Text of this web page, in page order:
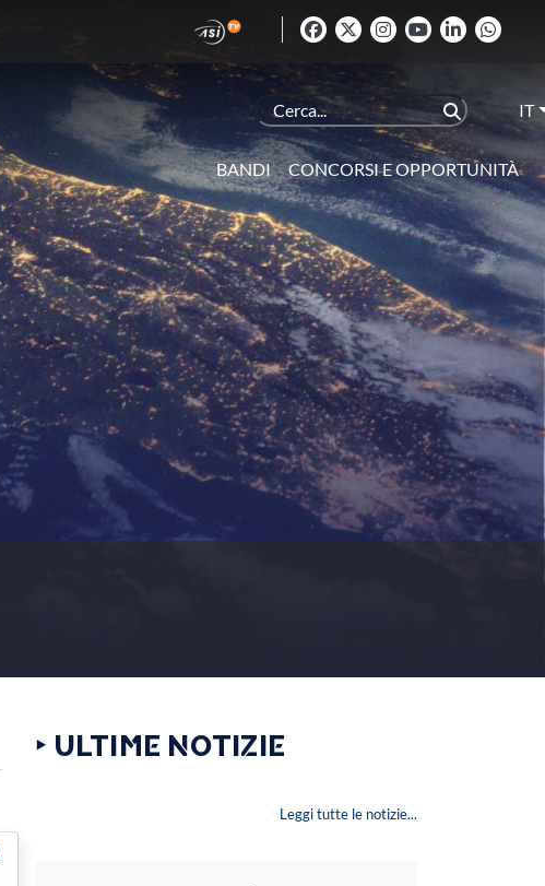
IT
BANDI CONCORSI E OPPORTUNITÀ
‣ ULTIME NOTIZIE
Leggi tutte le notizie...